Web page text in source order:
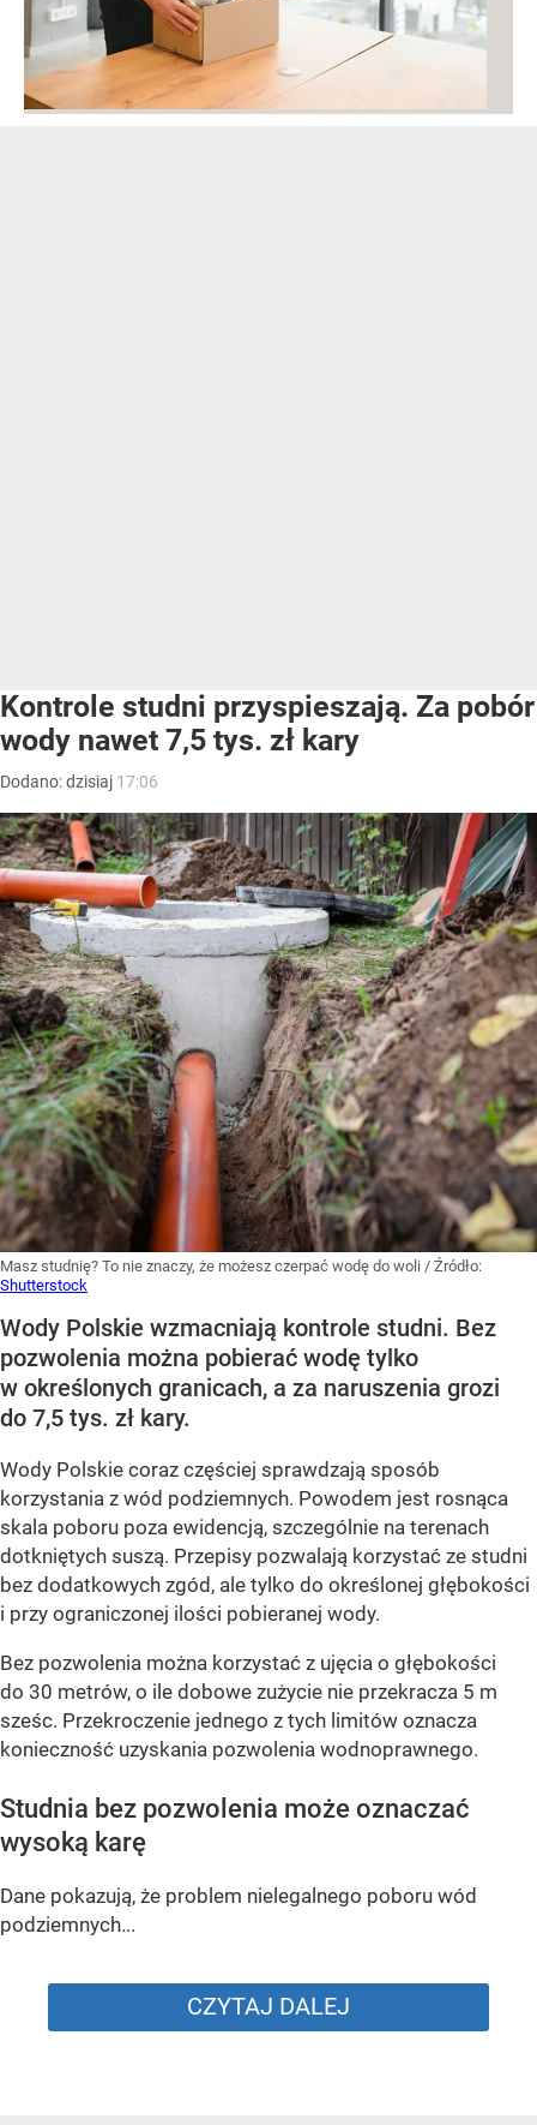
Kontrole studni przyspieszają. Za pobór
wody nawet 7,5 tys. zł kary
Dodano:dzisiaj 17:06
Masz studnię? To nie znaczy, że możesz czerpać wodę do woli / Źródło:
Shutterstock
Wody Polskie wzmacniają kontrole studni. Bez
pozwolenia można pobierać wodę tylko
w określonych granicach, a za naruszenia grozi
do 7,5 tys. zł kary.
Wody Polskie coraz częściej sprawdzają sposób
korzystania z wód podziemnych. Powodem jest rosnąca
skala poboru poza ewidencją, szczególnie na terenach
dotkniętych suszą. Przepisy pozwalają korzystać ze studni
bez dodatkowych zgód, ale tylko do określonej głębokości
i przy ograniczonej ilości pobieranej wody.
Bez pozwolenia można korzystać z ujęcia o głębokości
do 30 metrów, o ile dobowe zużycie nie przekracza 5 m
sześc. Przekroczenie jednego z tych limitów oznacza
konieczność uzyskania pozwolenia wodnoprawnego.
Studnia bez pozwolenia może oznaczać
wysoką karę
Dane pokazują, że problem nielegalnego poboru wód
podziemnych...
CZYTAJ DALEJ